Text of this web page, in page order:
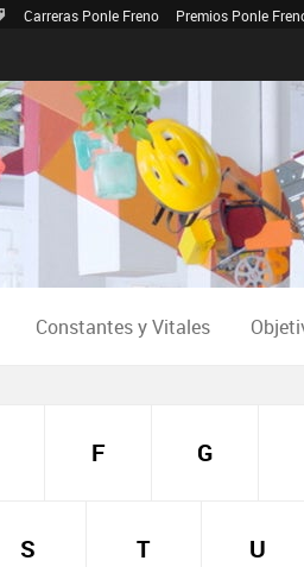
Carreras Ponle Freno Premios Ponle
Constantes y Vitales
F G
S T U